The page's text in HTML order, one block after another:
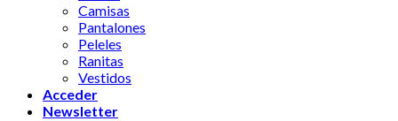
Camisas
Pantalones
Peleles
Ranitas
Vestidos
Acceder
Newsletter